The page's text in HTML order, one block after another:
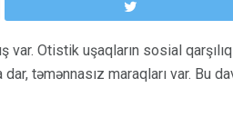
Otistik uşaqların sosial
dar, təmənnasız maraqları var. Bu